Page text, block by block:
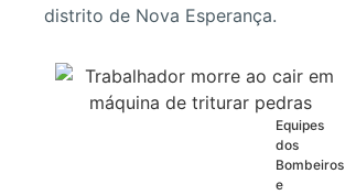
distrito de Nova Esperança.
Equipes
dos
Bombeiros
e